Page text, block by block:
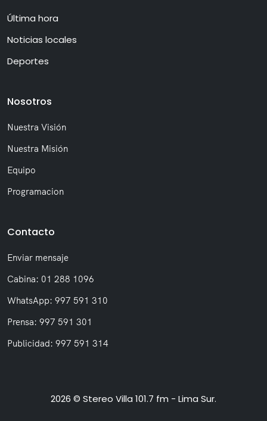
Última hora
Noticias locales
Deportes
Nosotros
Nuestra Visión
Nuestra Misión
Equipo
Programacion
Contacto
Enviar mensaje
Cabina: 01 288 1096
WhatsApp: 997 591 310
Prensa: 997 591 301
Publicidad: 997 591 314
2026 © Stereo Villa 101.7 fm - Lima Sur.